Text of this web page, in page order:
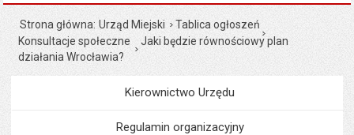
Strona główna Urząd Miejski
Tablica ogłoszeń
Konsultacje społeczne
Jaki będzie równościowy plan
działania Wrocławia?
MenuUrząd Miejski
Kierownictwo Urzędu
Regulamin organizacyjny